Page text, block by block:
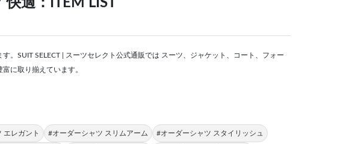
適：ITEM LIST
。SUIT SELECT | スーツセレクト公式通販では スーツ、ジャケット、コート、フォー
に取り揃えています。
エレガント #オーダーシャツ スリムアーム #オーダーシャツ スタイリッシュ